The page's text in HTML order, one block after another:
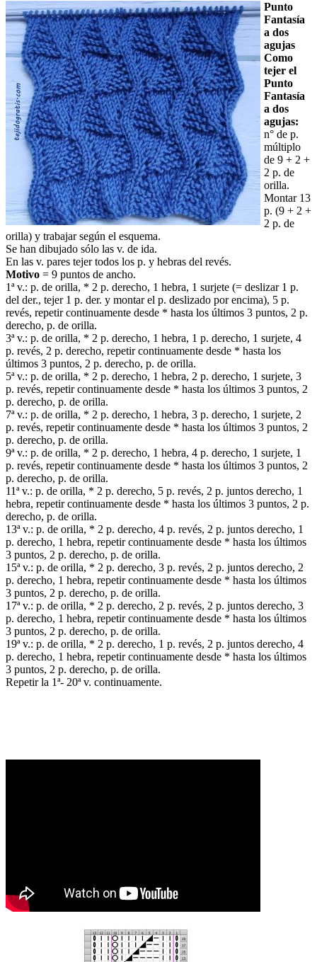
Punto
Fantasía
a dos
agujas
Como
tejer el
Punto
Fantasía
a dos
agujas:
n° de p.
múltiplo
de 9 + 2 +
2 p. de
orilla.
Montar 13
p. (9 + 2 +
2 p. de
orilla) y trabajar según el esquema.
Se han dibujado sólo las v. de ida.
En las v. pares tejer todos los p. y hebras del revés.
Motivo = 9 puntos de ancho.
1ª v.: p. de orilla, * 2 p. derecho, 1 hebra, 1 surjete (= deslizar 1 p.
del der., tejer 1 p. der. y montar el p. deslizado por encima), 5 p.
revés, repetir continuamente desde * hasta los últimos 3 puntos, 2 p.
derecho, p. de orilla.
3ª v.: p. de orilla, * 2 p. derecho, 1 hebra, 1 p. derecho, 1 surjete, 4
p. revés, 2 p. derecho, repetir continuamente desde * hasta los
últimos 3 puntos, 2 p. derecho, p. de orilla.
5ª v.: p. de orilla, * 2 p. derecho, 1 hebra, 2 p. derecho, 1 surjete, 3
p. revés, repetir continuamente desde * hasta los últimos 3 puntos, 2
p. derecho, p. de orilla.
7ª v.: p. de orilla, * 2 p. derecho, 1 hebra, 3 p. derecho, 1 surjete, 2
p. revés, repetir continuamente desde * hasta los últimos 3 puntos, 2
p. derecho, p. de orilla.
9ª v.: p. de orilla, * 2 p. derecho, 1 hebra, 4 p. derecho, 1 surjete, 1
p. revés, repetir continuamente desde * hasta los últimos 3 puntos, 2
p. derecho, p. de orilla.
11ª v.: p. de orilla, * 2 p. derecho, 5 p. revés, 2 p. juntos derecho, 1
hebra, repetir continuamente desde * hasta los últimos 3 puntos, 2 p.
derecho, p. de orilla.
13ª v.: p. de orilla, * 2 p. derecho, 4 p. revés, 2 p. juntos derecho, 1
p. derecho, 1 hebra, repetir continuamente desde * hasta los últimos
3 puntos, 2 p. derecho, p. de orilla.
15ª v.: p. de orilla, * 2 p. derecho, 3 p. revés, 2 p. juntos derecho, 2
p. derecho, 1 hebra, repetir continuamente desde * hasta los últimos
3 puntos, 2 p. derecho, p. de orilla.
17ª v.: p. de orilla, * 2 p. derecho, 2 p. revés, 2 p. juntos derecho, 3
p. derecho, 1 hebra, repetir continuamente desde * hasta los últimos
3 puntos, 2 p. derecho, p. de orilla.
19ª v.: p. de orilla, * 2 p. derecho, 1 p. revés, 2 p. juntos derecho, 4
p. derecho, 1 hebra, repetir continuamente desde * hasta los últimos
3 puntos, 2 p. derecho, p. de orilla.
Repetir la 1ª- 20ª v. continuamente.